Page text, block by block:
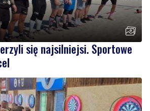
się najsilniejsi. Sportowe